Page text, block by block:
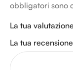
obbligatori sono
La tua valutazione
La tua recensione